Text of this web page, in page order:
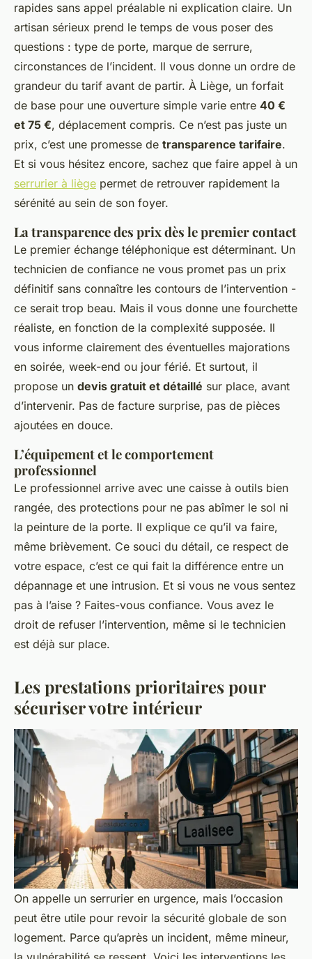
rapides sans appel préalable ni explication claire. Un
artisan sérieux prend le temps de vous poser des
questions : type de porte, marque de serrure,
circonstances de l’incident. Il vous donne un ordre de
grandeur du tarif avant de partir. À Liège, un forfait
de base pour une ouverture simple varie entre 40 €
et 75 €, déplacement compris. Ce n’est pas juste un
prix, c’est une promesse de transparence tarifaire.
Et si vous hésitez encore, sachez que faire appel à un
serrurier à liège permet de retrouver rapidement la
sérénité au sein de son foyer.
La transparence des prix dès le premier contact
Le premier échange téléphonique est déterminant. Un
technicien de confiance ne vous promet pas un prix
définitif sans connaître les contours de l’intervention -
ce serait trop beau. Mais il vous donne une fourchette
réaliste, en fonction de la complexité supposée. Il
vous informe clairement des éventuelles majorations
en soirée, week-end ou jour férié. Et surtout, il
propose un devis gratuit et détaillé sur place, avant
d’intervenir. Pas de facture surprise, pas de pièces
ajoutées en douce.
L’équipement et le comportement
professionnel
Le professionnel arrive avec une caisse à outils bien
rangée, des protections pour ne pas abîmer le sol ni
la peinture de la porte. Il explique ce qu’il va faire,
même brièvement. Ce souci du détail, ce respect de
votre espace, c’est ce qui fait la différence entre un
dépannage et une intrusion. Et si vous ne vous sentez
pas à l’aise ? Faites-vous confiance. Vous avez le
droit de refuser l’intervention, même si le technicien
est déjà sur place.
Les prestations prioritaires pour
sécuriser votre intérieur
On appelle un serrurier en urgence, mais l’occasion
peut être utile pour revoir la sécurité globale de son
logement. Parce qu’après un incident, même mineur,